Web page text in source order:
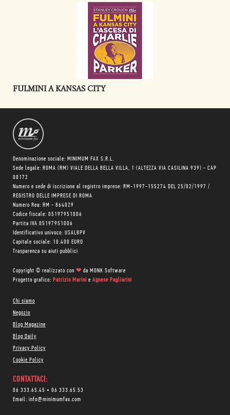
FULMINI A KANSAS CITY
Denominazione sociale: MINIMUM FAX S.R.L.
Sede legale: ROMA (RM) VIALE DELLA BELLA VILLA, 1 (ALTEZZA VIA CASILINA 939) - CAP
00172
Numero e sede di iscrizione al registro imprese: RM-1997-155274 DEL 25/02/1997 /
REGISTRO DELLE IMPRESE DI ROMA
Numero Rea: RM - 864029
Codice fiscale: 05197951006
Partita IVA 05197951006
Identificativo univoco: USAL8PV
Capitale sociale: 10.400 EURO
Trasparenza su aiuti pubblici
Copyright © realizzato con ❤ da MONK Software
Progetto grafico: Patrizio Marini e Agnese Pagliarini
Chi siamo
Negozio
Blog Magazine
Blog Daily
Privacy Policy
Cookie Policy
CONTATTACI:
06 333.65.45 • 06 333.65.53
Email: info@minimumfax.com